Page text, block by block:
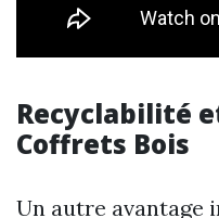
Recyclabilité
Coffrets Bois
Un autre avantage